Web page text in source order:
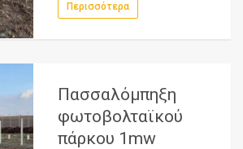
Περισσότερα
Πασσαλόμπηξη
φωτοβολταϊκού
πάρκου 1mw